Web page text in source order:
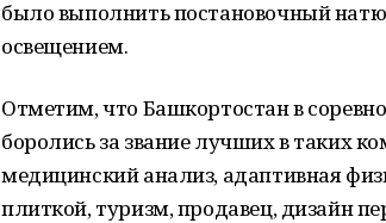
было выполнить постановочный
освещением.
Отметим, что Башкортостан в
боролись за звание лучших в таких
медицинский анализ, адаптивная
плиткой, туризм, продавец, дизайн